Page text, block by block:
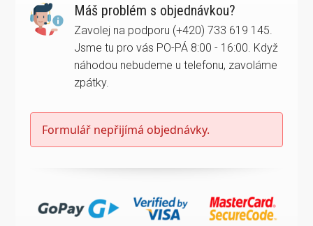
Máš problém s objednávkou?
Zavolej na podporu (+420) 733 619 145.
Jsme tu pro vás PO-PÁ 8:00 - 16:00. Když
náhodou nebudeme u telefonu, zavoláme
zpátky.
Formulář nepřijímá objednávky.